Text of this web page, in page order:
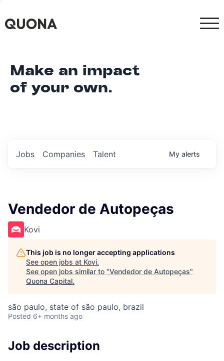
Make an impact
of your own.
Jobs Companies Talent My alerts
Vendedor de Autopeças
Kovi
This job is no longer accepting applications
See open jobs at Kovi.
See open jobs similar to "Vendedor de Autopeças"
Quona Capital.
são paulo, state of são paulo, brazil
Posted 6+ months ago
Job description